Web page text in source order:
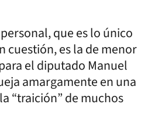
que es lo único
cuestión, es la de menor
el diputado Manuel
amargamente en una
“traición” de muchos